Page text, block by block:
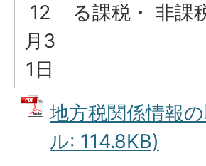
12
月3
1日
る課税・ 非課
地方税関係情報
ル: 114.8KB)